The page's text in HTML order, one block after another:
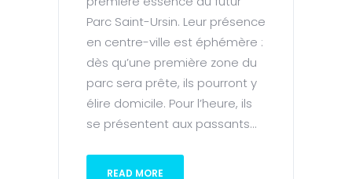
Parc Saint-Ursin. Leur présence
en centre-ville est éphémère :
dès qu’une première zone du
parc sera prête, ils pourront y
élire domicile. Pour l’heure, ils
se présentent aux passants...
READ MORE